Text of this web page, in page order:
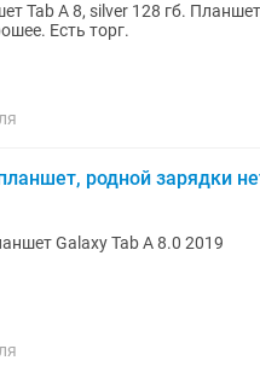
Tab A 8, silver 128 гб.
Есть торг.
родной зарядки
Galaxy Tab A 8.0 2019